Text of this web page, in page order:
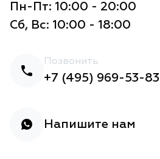
Пн-Пт: 10:00 - 20:00
Сб, Вс: 10:00 - 18:00
Позвонить
+7 (495) 969-53-83
Напишите нам